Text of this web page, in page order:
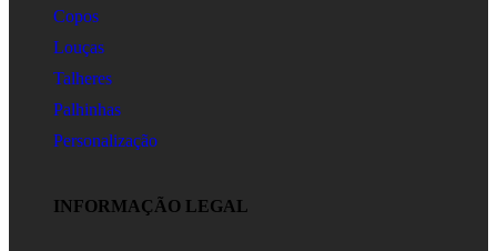
Copos
Louças
Talheres
Palhinhas
Personalização
INFORMAÇÃO LEGAL